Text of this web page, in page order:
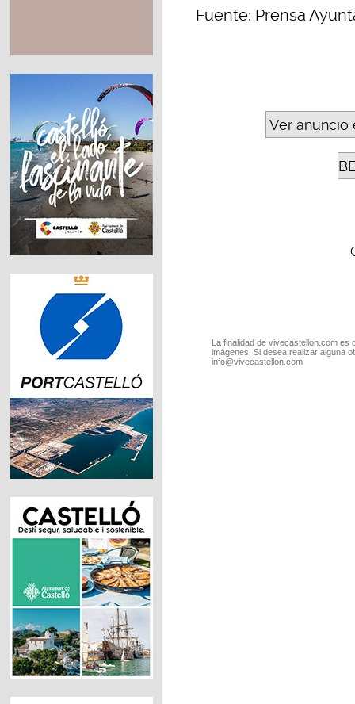
Fuente: Prensa
Ver anuncio
La finalidad de vivecastellon.com
imágenes. Si desea realizar alguna
info@vivecastellon.com